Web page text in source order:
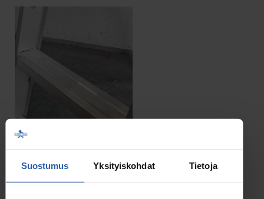
Suostumus Yksityiskohdat Tietoja